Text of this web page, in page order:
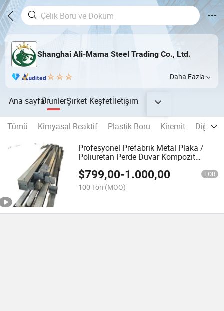
Shanghai Ali-Mama Steel Trading Co., Ltd.
Daha Fazla
Ana sayfaÜrünlerŞirket Keşfetİletişim
Tümü Kimyasal Reaktif Plastik Boru Kiremit
Diğer
Profesyonel Prefabrik Metal Plaka /
Poliüretan Perde Duvar Kompozit
Yapısı Ürünleri Yapı Malzemesi Olarak
Kullanılır
$799,00-1.000,00 FOB
100 Ton (MOQ)